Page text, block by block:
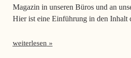
Magazin in unseren Büros und an
Hier ist eine Einführung in den Inhalt
weiterlesen